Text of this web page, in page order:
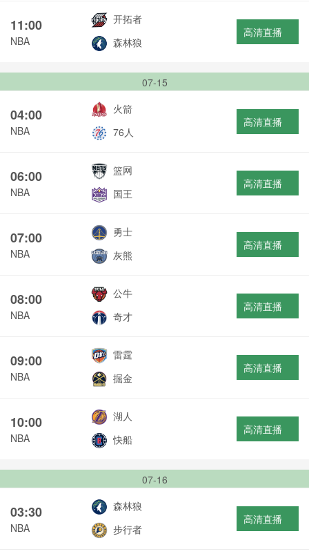
11:00
NBA
开拓者
森林狼
高清直播
07-15
04:00
NBA
火箭
76人
高清直播
06:00
NBA
篮网
国王
高清直播
07:00
NBA
勇士
灰熊
高清直播
08:00
NBA
公牛
奇才
高清直播
09:00
NBA
雷霆
掘金
高清直播
10:00
NBA
湖人
快船
高清直播
07-16
03:30
NBA
森林狼
步行者
高清直播